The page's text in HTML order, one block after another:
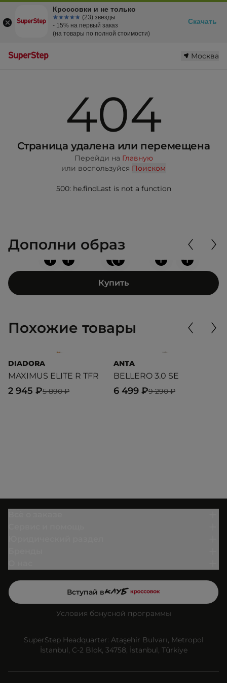
Москва
404
Страница удалена или перемещена
Перейди на Главную
или воспользуйся Поиском
500: he.findLast is not a function
Дополни образ
+
+
+ + +
+
Купить
Похожие товары
DIADORA
MAXIMUS ELITE R TFR
5 890 ₽
2 945 ₽
ANTA
BELLERO 3.0 SE
9 290 ₽
6 499 ₽
Вступай в
Условия бонусной программы
SuperStep Headquarter: Ataşehir Bulvarı, Metropol
İstanbul, C-2 Blok, 34758, İstanbul, Türkiye
Кроссовки и не только
☆☆☆☆☆
★★★★★ (23) звезды
- 15% на первый заказ
(на товары по полной стоимости)
Скачать